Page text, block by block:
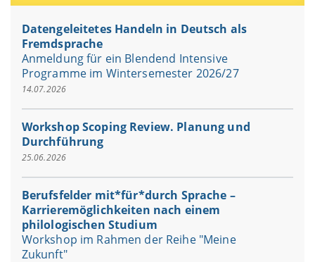
Am 11. Juni 2026 fand die Veranstaltung
„Berufsfelder mit*für*durch Sprache –
Karrieremöglichkeiten nach einem
Datengeleitetes Handeln in Deutsch als
Fremdsprache
Anmeldung für ein Blendend Intensive
Programme im Wintersemester 2026/27
14.07.2026
Workshop Scoping Review. Planung und
Durchführung
25.06.2026
Berufsfelder mit*für*durch Sprache –
Karrieremöglichkeiten nach einem
philologischen Studium
Workshop im Rahmen der Reihe "Meine
Zukunft"